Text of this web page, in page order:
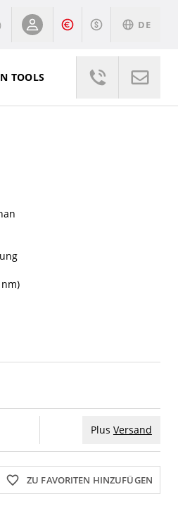
DE
TOOLS
Plus Versand
ZU FAVORITEN HINZUFÜGEN